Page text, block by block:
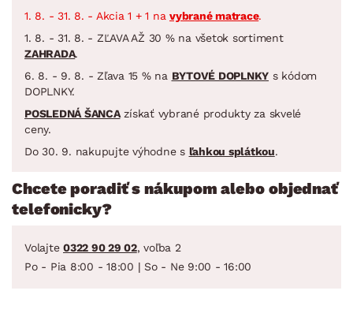
1. 8. - 31. 8. - Akcia 1 + 1 na vybrané matrace.
1. 8. - 31. 8. - ZĽAVA AŽ 30 % na všetok sortiment
ZAHRADA.
6. 8. - 9. 8. - Zľava 15 % na BYTOVÉ DOPLNKY s kódom
DOPLNKY.
POSLEDNÁ ŠANCAzískať vybrané produkty za skvelé
ceny.
Do 30. 9. nakupujte výhodne s ľahkou splátkou.
Chcete poradiť s nákupom alebo objednať
telefonicky?
Volajte 0322 90 29 02, voľba 2
Po - Pia 8:00 - 18:00 | So - Ne 9:00 - 16:00